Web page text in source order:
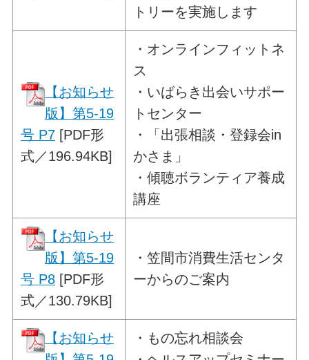
トリーを実施します
【お知らせ
版】第5-19
号 P7 [PDF形
式／196.94KB]
・ オンラインフィットネ
ス
・いばらき出会いサポー
トセンター
・「出張相談・登録会in
かさま」
・傾聴ボランティア養成
講座
【お知らせ
版】第5-19
号 P8 [PDF形
式／130.79KB]
・笠間市消費生活センタ
ーからのご案内
【お知らせ
・ もの忘れ相談会